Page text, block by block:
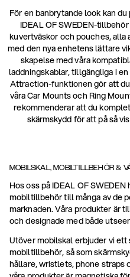
För en banbrytande look kan
IDEAL OF SWEDEN-
kuvertväskor och pouches, alla
med den nya enhetens lättare
skapelse med våra
laddningskablar, tillgängliga i
Attraction-funktionen gör att
våra Car Mounts och Ring
rekommenderar att du
skärmskydd för att på så
MOBILSKAL, MOBILTILLBEHÖR &
Hos oss på IDEAL OF
mobiltillbehör till många av de
marknaden. Våra produkter är
och designade med både
Utöver mobilskal erbjuder vi
mobiltillbehör, så som
hållare, wristlets, phone straps